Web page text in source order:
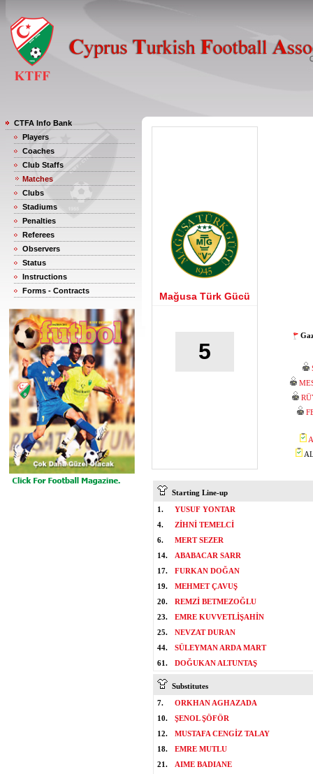
CTFA Info Bank
Players
Coaches
Club Staffs
Matches
Clubs
Stadiums
Penalties
Referees
Observers
Status
Instructions
Forms - Contracts
Mağusa Türk Gücü
5
Starting Line-up
1.
YUSUF YONTAR
4.
ZİHNİ TEMELCİ
6.
MERT SEZER
14.
ABABACAR SARR
17.
FURKAN DOĞAN
19.
MEHMET ÇAVUŞ
20.
REMZİ BETMEZOĞLU
23.
EMRE KUVVETLİŞAHİN
25.
NEVZAT DURAN
44.
SÜLEYMAN ARDA MART
61.
DOĞUKAN ALTUNTAŞ
Substitutes
7.
ORKHAN AGHAZADA
10.
ŞENOL ŞÖFÖR
12.
MUSTAFA CENGİZ TALAY
18.
EMRE MUTLU
21.
AIME BADIANE